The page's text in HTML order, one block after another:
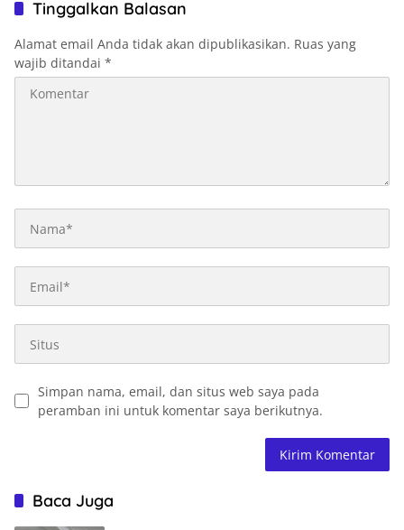
Tinggalkan Balasan
Alamat email Anda tidak akan dipublikasikan. Ruas yang
wajib ditandai *
Simpan nama, email, dan situs web saya pada
peramban ini untuk komentar saya berikutnya.
Baca Juga